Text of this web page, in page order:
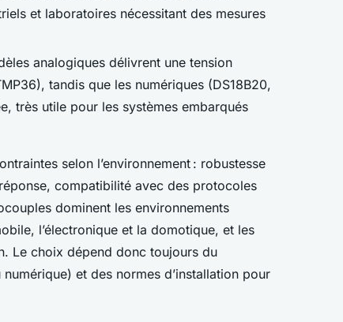
et laboratoires nécessitant des mesures
analogiques délivrent une tension
tandis que les numériques (DS18B20,
très utile pour les systèmes embarqués
selon l’environnement : robustesse
compatibilité avec des protocoles
dominent les environnements
l’électronique et la domotique, et les
Le choix dépend donc toujours du
et des normes d’installation pour